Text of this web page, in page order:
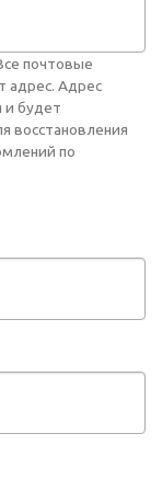
почтовые
адрес. Адрес
и будет
восстановления
по